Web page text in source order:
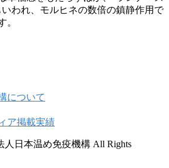
われ、モルヒネの数倍の鎮静作用で
。
について
ア掲載実績
人日本温め免疫機構 All Rights